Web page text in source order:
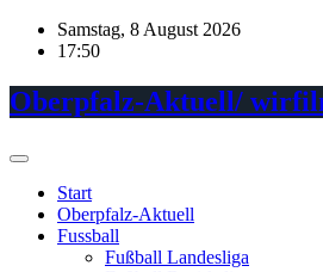
Skip
Samstag, 8 August 2026
17:50
Oberpfalz-Aktuell/
Start
Oberpfalz-Aktuell
Fussball
Fußball Landesliga